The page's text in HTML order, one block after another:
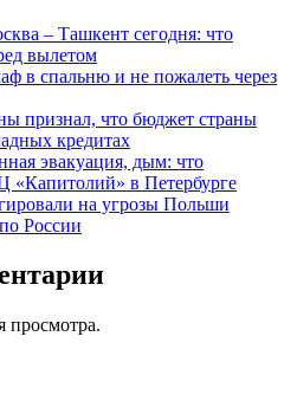
– Ташкент сегодня: что
вылетом
в спальню и не пожалеть через
признал, что бюджет страны
кредитах
эвакуация, дым: что
«Капитолий» в Петербурге
на угрозы Польши
России
просмотра.